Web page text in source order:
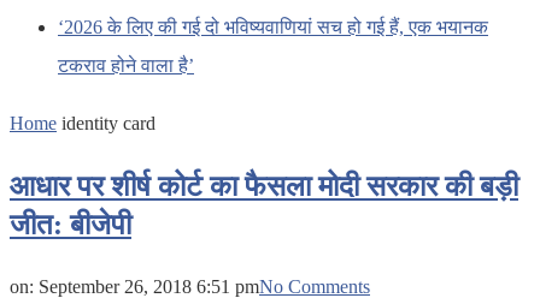
‘2026 के लिए की गई दो भविष्यवाणियां सच हो गई हैं, एक भयानक
टकराव होने वाला है’
Home identity card
आधार पर शीर्ष कोर्ट का फैसला मोदी सरकार की बड़ी
जीत: बीजेपी
on: September 26, 2018 6:51 pmNo Comments